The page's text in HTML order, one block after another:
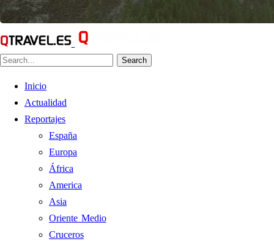
Search
Inicio
Actualidad
Reportajes
España
Europa
África
America
Asia
Oriente Medio
Cruceros